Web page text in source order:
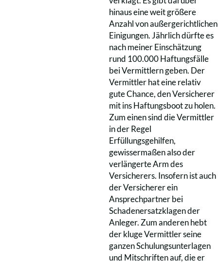
hinaus eine weit größere
Anzahl von außergerichtlichen
Einigungen. Jährlich dürfte es
nach meiner Einschätzung
rund 100.000 Haftungsfälle
bei Vermittlern geben. Der
Vermittler hat eine relativ
gute Chance, den Versicherer
mit ins Haftungsboot zu holen.
Zum einen sind die Vermittler
in der Regel
Erfüllungsgehilfen,
gewissermaßen also der
verlängerte Arm des
Versicherers. Insofern ist auch
der Versicherer ein
Ansprechpartner bei
Schadenersatzklagen der
Anleger. Zum anderen hebt
der kluge Vermittler seine
ganzen Schulungsunterlagen
und Mitschriften auf, die er